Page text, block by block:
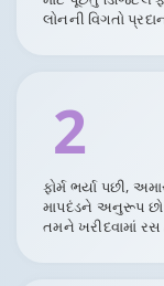
લોનની વિગતો
2
ફોર્મ ભર્યા પછી,
માપદંડને અનુરૂપ છો
તમને ખરીદવામાં રસ